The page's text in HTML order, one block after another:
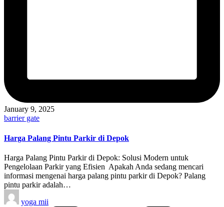
January 9, 2025
Posted
barrier gate
Harga Palang Pintu Parkir di Depok
Harga Palang Pintu Parkir di Depok: Solusi Modern untuk
Pengelolaan Parkir yang Efisien ️ Apakah Anda sedang mencari
informasi mengenai harga palang pintu parkir di Depok? Palang
pintu parkir adalah…
Posted
by
yoga mii